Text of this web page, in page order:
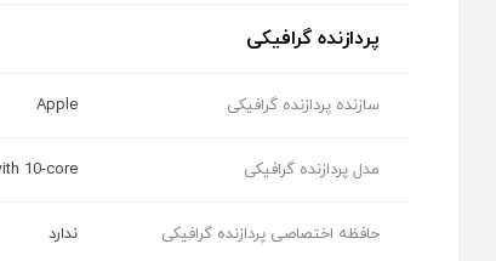
پردازنده گرافیکی
سازنده پردازنده گرافیکی Apple
مدل پردازنده گرافیکی 10-core
حافظه اختصاصی پردازنده گرافیکی ندارد